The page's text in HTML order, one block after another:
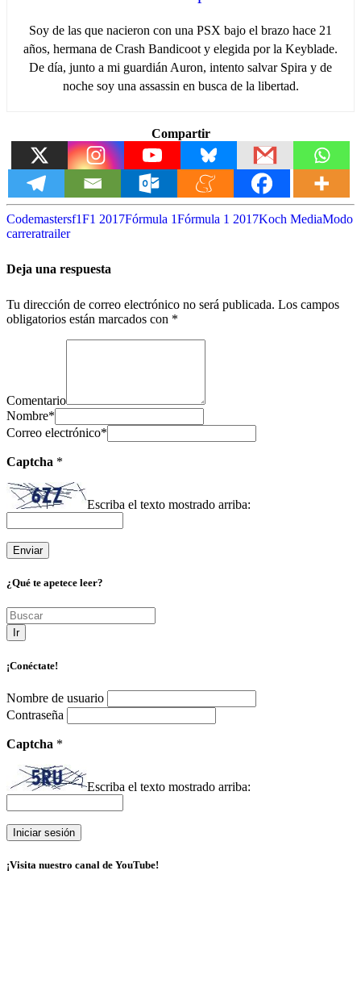
Soy de las que nacieron con una PSX bajo el brazo hace 21
años, hermana de Crash Bandicoot y elegida por la Keyblade.
De día, junto a mi guardián Auron, intento salvar Spira y de
noche soy una assassin en busca de la libertad.
Compartir
Codemastersf1F1 2017Fórmula 1Fórmula 1 2017Koch MediaModo
carreratrailer
Deja una respuesta
Tu dirección de correo electrónico no será publicada. Los campos
obligatorios están marcados con *
Comentario
Nombre*
Correo electrónico*
Captcha *
Escriba el texto mostrado arriba:
¿Qué te apetece leer?
Ir
¡Conéctate!
Nombre de usuario
Contraseña
Captcha *
Escriba el texto mostrado arriba:
¡Visita nuestro canal de YouTube!